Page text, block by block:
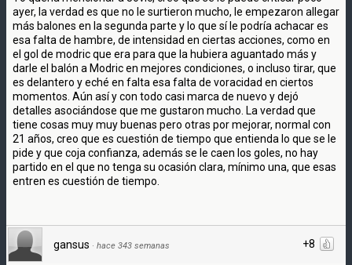
ayer, la verdad es que no le surtieron mucho, le empezaron allegar
más balones en la segunda parte y lo que sí le podría achacar es
esa falta de hambre, de intensidad en ciertas acciones, como en
el gol de modric que era para que la hubiera aguantado más y
darle el balón a Modric en mejores condiciones, o incluso tirar, que
es delantero y eché en falta esa falta de voracidad en ciertos
momentos. Aún así y con todo casi marca de nuevo y dejó
detalles asociándose que me gustaron mucho. La verdad que
tiene cosas muy muy buenas pero otras por mejorar, normal con
21 años, creo que es cuestión de tiempo que entienda lo que se le
pide y que coja confianza, además se le caen los goles, no hay
partido en el que no tenga su ocasión clara, mínimo una, que esas
entren es cuestión de tiempo.
+8
gansus · hace 343 semanas